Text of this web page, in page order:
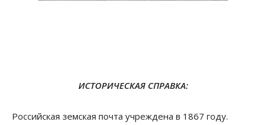
ИСТОРИЧЕСКАЯ СПРАВКА:
Российская земская почта учреждена в 1867 году.